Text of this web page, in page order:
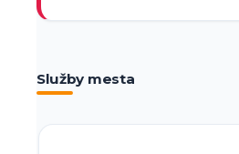
Služby mesta